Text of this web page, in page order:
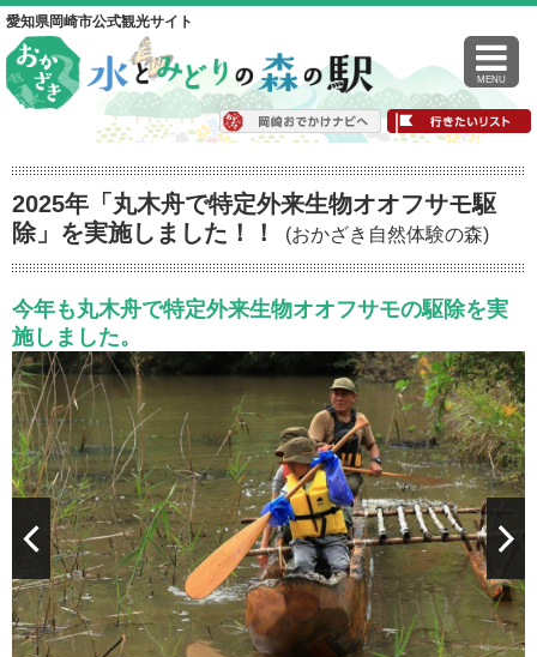
愛知県岡崎市公式観光サイト
MENU
2025年「丸木舟で特定外来生物オオフサモ駆
除」を実施しました！！
(おかざき自然体験の森)
今年も丸木舟で特定外来生物オオフサモの駆除を実
施しました。